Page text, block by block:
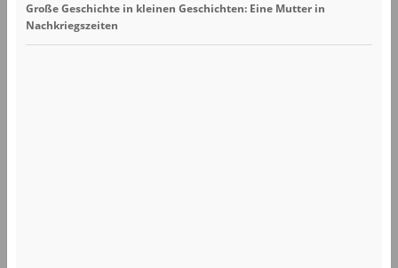
Große Geschichte in kleinen Geschichten: Eine Mutter in
Nachkriegszeiten